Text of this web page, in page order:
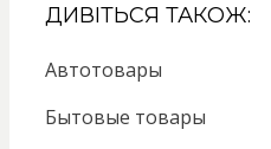
ДИВІТЬСЯ ТАКОЖ:
Автотовары
Бытовые товары